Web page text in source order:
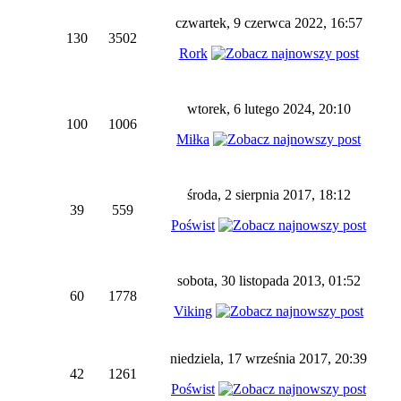
130 3502
czwartek, 9 czerwca 2022, 16:57
Rork
100 1006
wtorek, 6 lutego 2024, 20:10
Miłka
39 559
środa, 2 sierpnia 2017, 18:12
Poświst
60 1778
sobota, 30 listopada 2013, 01:52
Viking
42 1261
niedziela, 17 września 2017, 20:39
Poświst